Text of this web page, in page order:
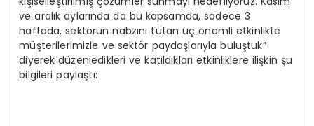
ve aralık aylarında da bu kapsamda, sadece 3
haftada, sektörün nabzını tutan üç önemli etkinlikte
müşterilerimizle ve sektör paydaşlarıyla buluştuk”
diyerek düzenledikleri ve katıldıkları etkinliklere ilişkin şu
bilgileri paylaştı: